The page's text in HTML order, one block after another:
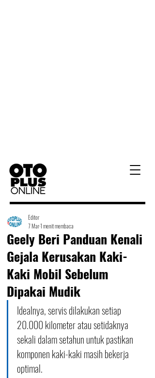
Geely Beri Panduan Kenali
Gejala Kerusakan Kaki-
Kaki Mobil Sebelum
Dipakai Mudik
Editor
7 Mar1 menit membaca
Idealnya, servis dilakukan setiap
20.000 kilometer atau setidaknya
sekali dalam setahun untuk pastikan
komponen kaki-kaki masih bekerja
optimal.